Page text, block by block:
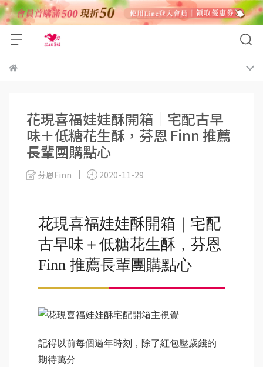
花現喜福娃娃酥開箱｜宅配古早
味＋低糖花生酥，芬恩 Finn 推薦
長輩團購點心
芬恩Finn 2020-11-29
花現喜福娃娃酥開箱｜宅配
古早味＋低糖花生酥，芬恩
Finn 推薦長輩團購點心
記得以前每個過年時刻，除了紅包壓歲錢的
期待萬分